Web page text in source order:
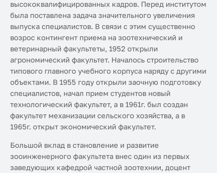
высококвалифицированных кадров. Перед институтом
была поставлена задача значительного увеличения
выпуска специалистов. В связи с этим существенно
возрос контингент приема на зоотехнический и
ветеринарный факультеты, 1952 открыли
агрономический факультет. Началось строительство
типового главного учебного корпуса наряду с другими
объектами. В 1955 году открыли заочную подготовку
специалистов, начал прием студентов новый
технологический факультет, а в 1961г. был создан
факультет механизации сельского хозяйства, а в
1965г. открыт экономический факультет.
Большой вклад в становление и развитие
зооинженерного факультета внес один из первых
заведующих кафедрой частной зоотехнии, доцент